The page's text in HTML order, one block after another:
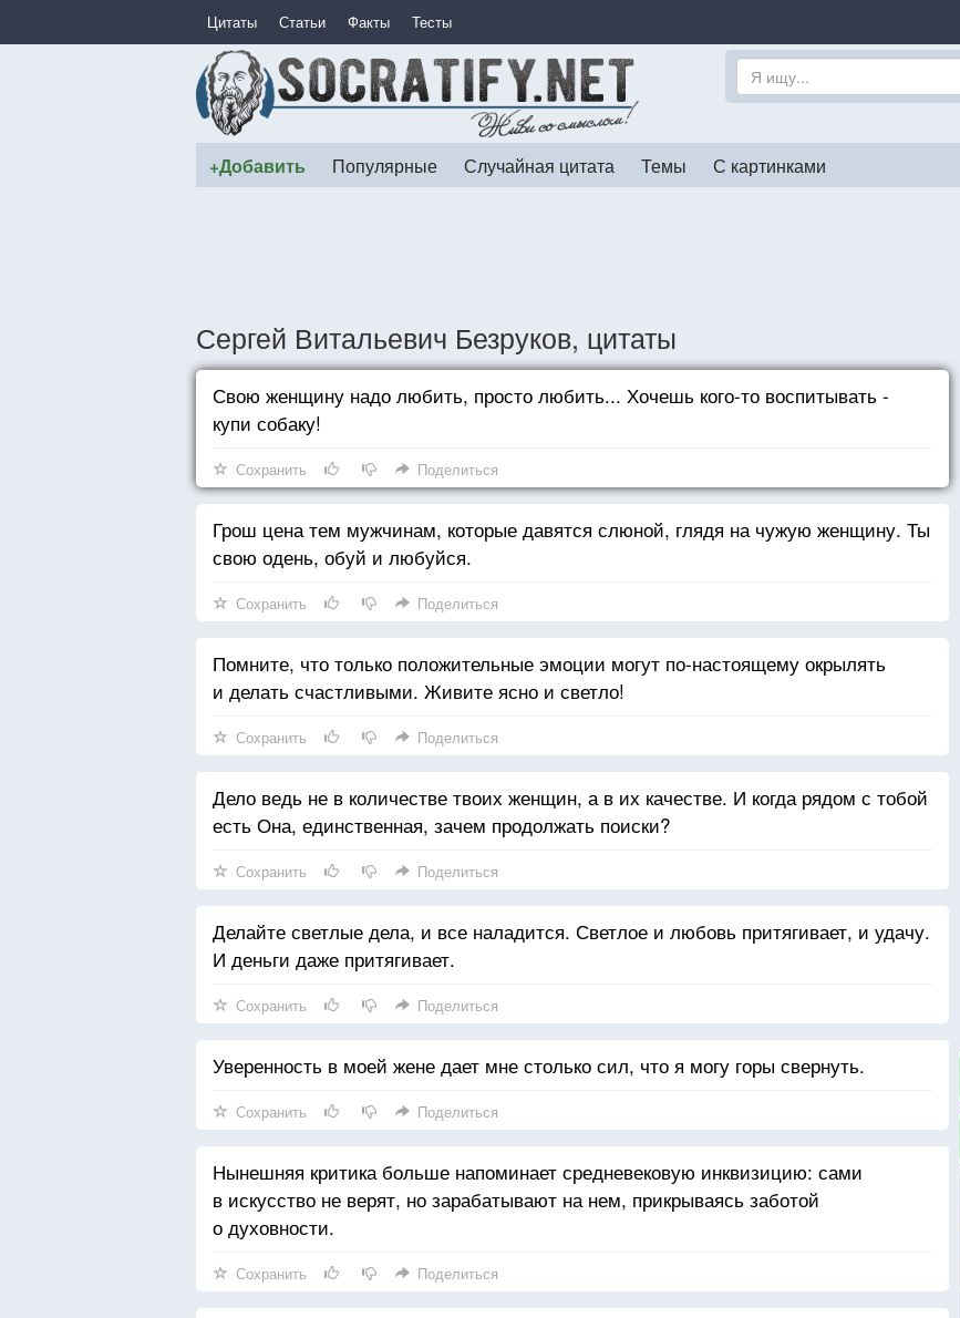
Цитаты Статьи Факты Тесты
+Добавить Популярные Случайная цитата Темы С картинками
Сергей Витальевич Безруков, цитаты
Свою женщину надо любить, просто любить... Хочешь кого-то воспитывать -
купи собаку!
Сохранить Поделиться
Грош цена тем мужчинам, которые давятся слюной, глядя на чужую женщину. Ты
свою одень, обуй и любуйся.
Сохранить Поделиться
Помните, что только положительные эмоции могут по-настоящему окрылять
и делать счастливыми. Живите ясно и светло!
Сохранить Поделиться
Дело ведь не в количестве твоих женщин, а в их качестве. И когда рядом с тобой
есть Она, единственная, зачем продолжать поиски?
Сохранить Поделиться
Делайте светлые дела, и все наладится. Светлое и любовь притягивает, и удачу.
И деньги даже притягивает.
Сохранить Поделиться
Уверенность в моей жене дает мне столько сил, что я могу горы свернуть.
Сохранить Поделиться
Нынешняя критика больше напоминает средневековую инквизицию: сами
в искусство не верят, но зарабатывают на нем, прикрываясь заботой
о духовности.
Сохранить Поделиться